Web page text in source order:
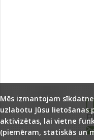
Mēs izmantojam
uzlabotu Jūsu lietošanas
aktivizētas, lai vietne
(piemēram, statiskās un